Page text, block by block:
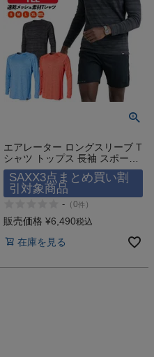
検索
エアレーター ロングスリーブ T
シャツ トップス 長袖 スポーツ
トレーニング サックスアンダー
ウェアー AERATOR LS TEE
SAXX UNDERWEAR
SAXX3点まとめ買い割
引対象商品
- （0件 ）
販売価格 ¥6,490税込
在庫を見る